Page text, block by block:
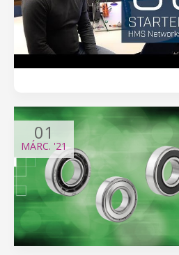
01
MÁRC. '21